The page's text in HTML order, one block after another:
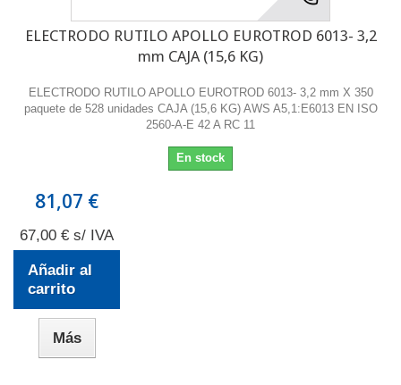
ELECTRODO RUTILO APOLLO EUROTROD 6013- 3,2
mm CAJA (15,6 KG)
ELECTRODO RUTILO APOLLO EUROTROD 6013- 3,2 mm X 350
paquete de 528 unidades CAJA (15,6 KG) AWS A5,1:E6013 EN ISO
2560-A-E 42 A RC 11
En stock
81,07 €
67,00 € s/ IVA
Añadir al
carrito
Más